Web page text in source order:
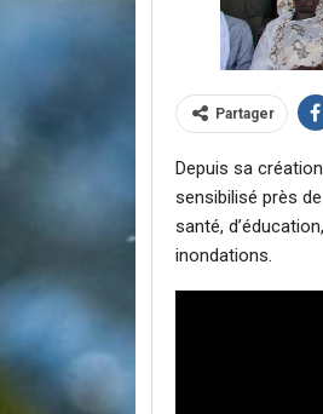
Partager
Depuis sa
sensibilisé près
santé,
inondations.